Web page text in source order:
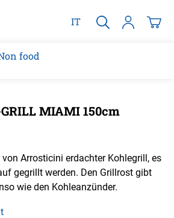
IT
food
MIAMI 150cm
Arrosticini erdachter Kohlegrill, es
gegrillt werden. Den Grillrost gibt
wie den Kohleanzünder.